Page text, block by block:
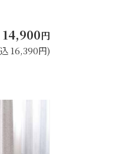
14,900円
16,390円)